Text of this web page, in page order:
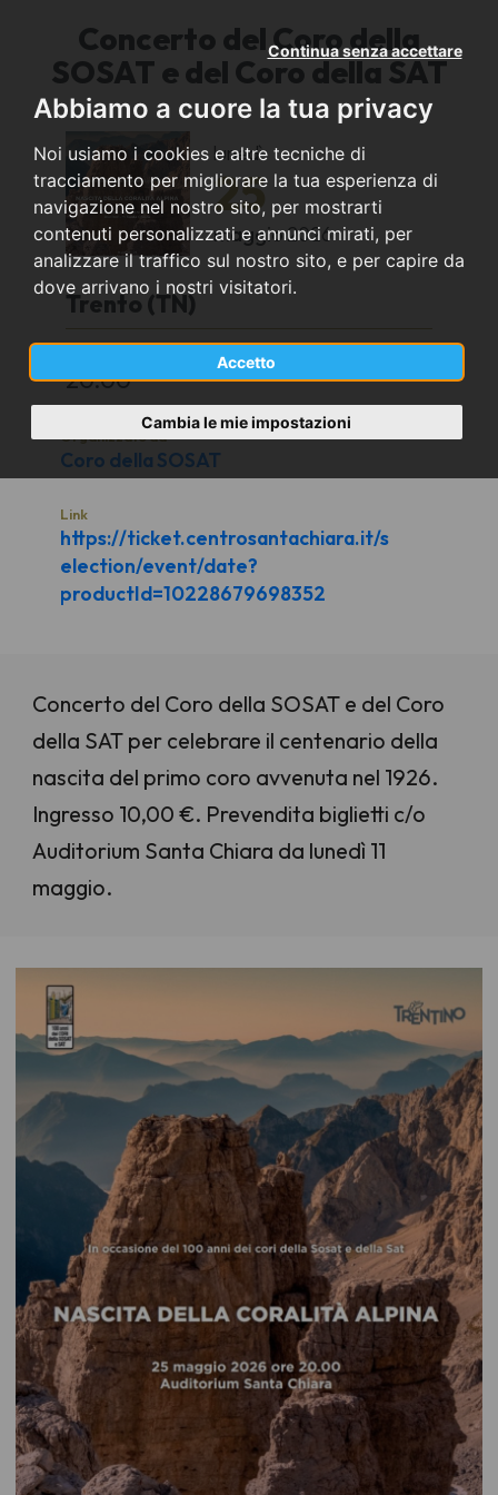
Abbiamo a cuore la tua privacy
Noi usiamo i cookies e altre tecniche di
tracciamento per migliorare la tua esperienza di
navigazione nel nostro sito, per mostrarti
contenuti personalizzati e annunci mirati, per
analizzare il traffico sul nostro sito, e per capire da
dove arrivano i nostri visitatori.
Accetto
Continua senza accettare
Cambia le mie impostazioni
Concerto del Coro della
SOSAT e del Coro della SAT
lunedì
25
maggio2026
Trento (TN)
Auditorium Santa Chiara
20.00
Organizzato da
Coro della SOSAT
Link
https://ticket.centrosantachiara.it/s
election/event/date?
productId=10228679698352
Concerto del Coro della SOSAT e del Coro
della SAT per celebrare il centenario della
nascita del primo coro avvenuta nel 1926.
Ingresso 10,00 €. Prevendita biglietti c/o
Auditorium Santa Chiara da lunedì 11
maggio.